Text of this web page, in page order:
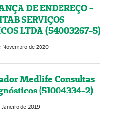
DE ENDEREÇO -
SERVIÇOS
LTDA (54003267-5)
Novembro de 2020
Medlife Consultas
(51004334-2)
Janeiro de 2019